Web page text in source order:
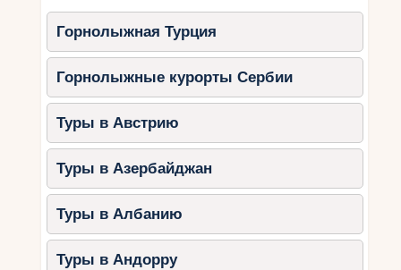
Горнолыжная Турция
Горнолыжные курорты Сербии
Туры в Австрию
Туры в Азербайджан
Туры в Албанию
Туры в Андорру